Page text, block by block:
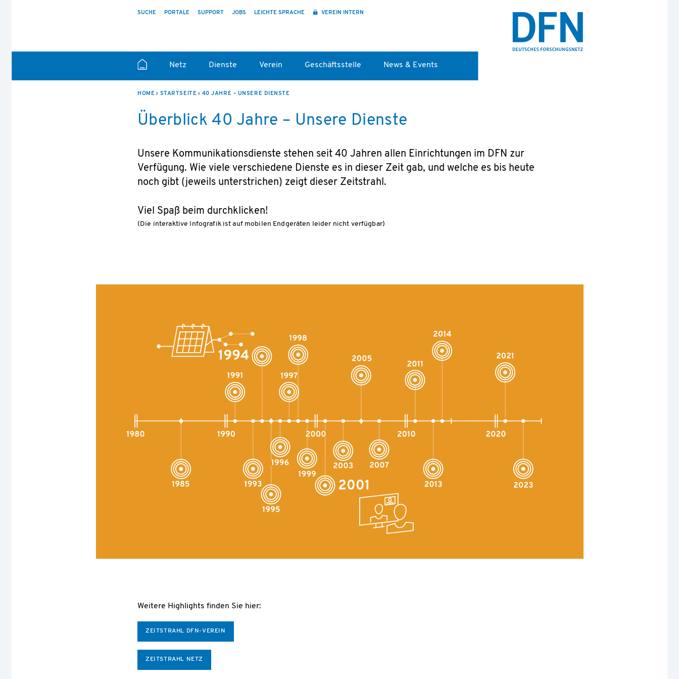
SUCHE PORTALE SUPPORT JOBS LEICHTE SPRACHE VEREIN INTERN
Netz Dienste Verein Geschäftsstelle News & Events
HOME STARTSEITE 40 JAHRE – UNSERE DIENSTE
Überblick 40 Jahre – Unsere Dienste
Unsere Kommunikationsdienste stehen seit 40 Jahren allen Einrichtungen im DFN zur
Verfügung. Wie viele verschiedene Dienste es in dieser Zeit gab, und welche es bis heute
noch gibt (jeweils unterstrichen) zeigt dieser Zeitstrahl.
Viel Spaß beim durchklicken!
(Die interaktive Infografik ist auf mobilen Endgeräten leider nicht verfügbar)
Weitere Highlights finden Sie hier:
ZEITSTRAHL DFN-VEREIN
ZEITSTRAHL NETZ